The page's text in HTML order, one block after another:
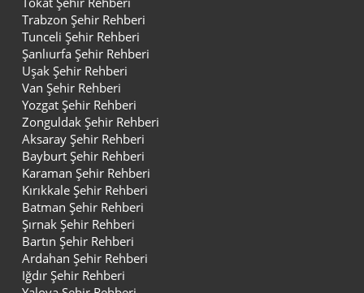
Trabzon Şehir Rehberi
Tunceli Şehir Rehberi
Şanlıurfa Şehir Rehberi
Uşak Şehir Rehberi
Van Şehir Rehberi
Yozgat Şehir Rehberi
Zonguldak Şehir Rehberi
Aksaray Şehir Rehberi
Bayburt Şehir Rehberi
Karaman Şehir Rehberi
Kırıkkale Şehir Rehberi
Batman Şehir Rehberi
Şırnak Şehir Rehberi
Bartın Şehir Rehberi
Ardahan Şehir Rehberi
Iğdır Şehir Rehberi